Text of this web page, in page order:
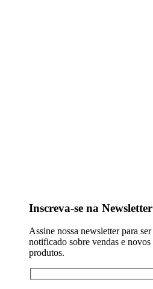
Inscreva-se na Newsletter
Assine nossa newsletter para ser
notificado sobre vendas e novos
produtos.